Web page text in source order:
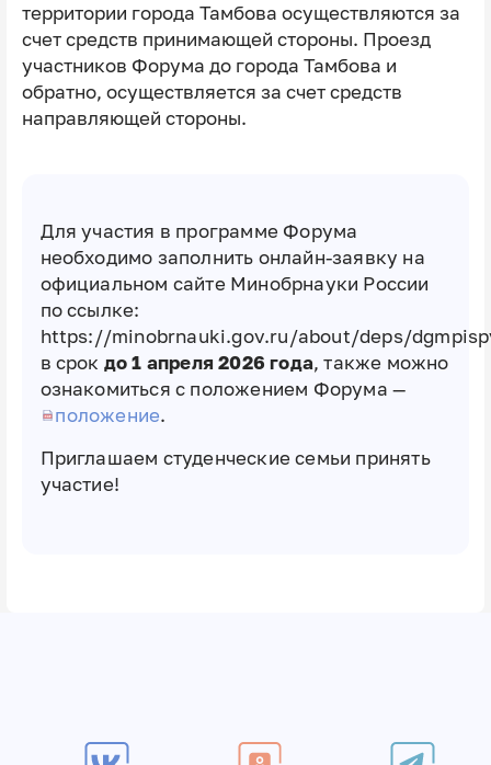
территории города Тамбова осуществляются за
счет средств принимающей стороны. Проезд
участников Форума до города Тамбова и
обратно, осуществляется за счет средств
направляющей стороны.
Для участия в программе Форума
необходимо заполнить онлайн-заявку на
официальном сайте Минобрнауки России
по ссылке:
https://minobrnauki.gov.ru/about/deps/
в срок до 1 апреля 2026 года, также можно
ознакомиться с положением Форума —
положение.
Приглашаем студенческие семьи принять
участие!